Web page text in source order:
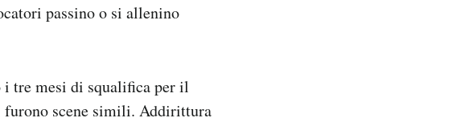
passino o si allenino
tre mesi di squalifica per il
scene simili. Addirittura